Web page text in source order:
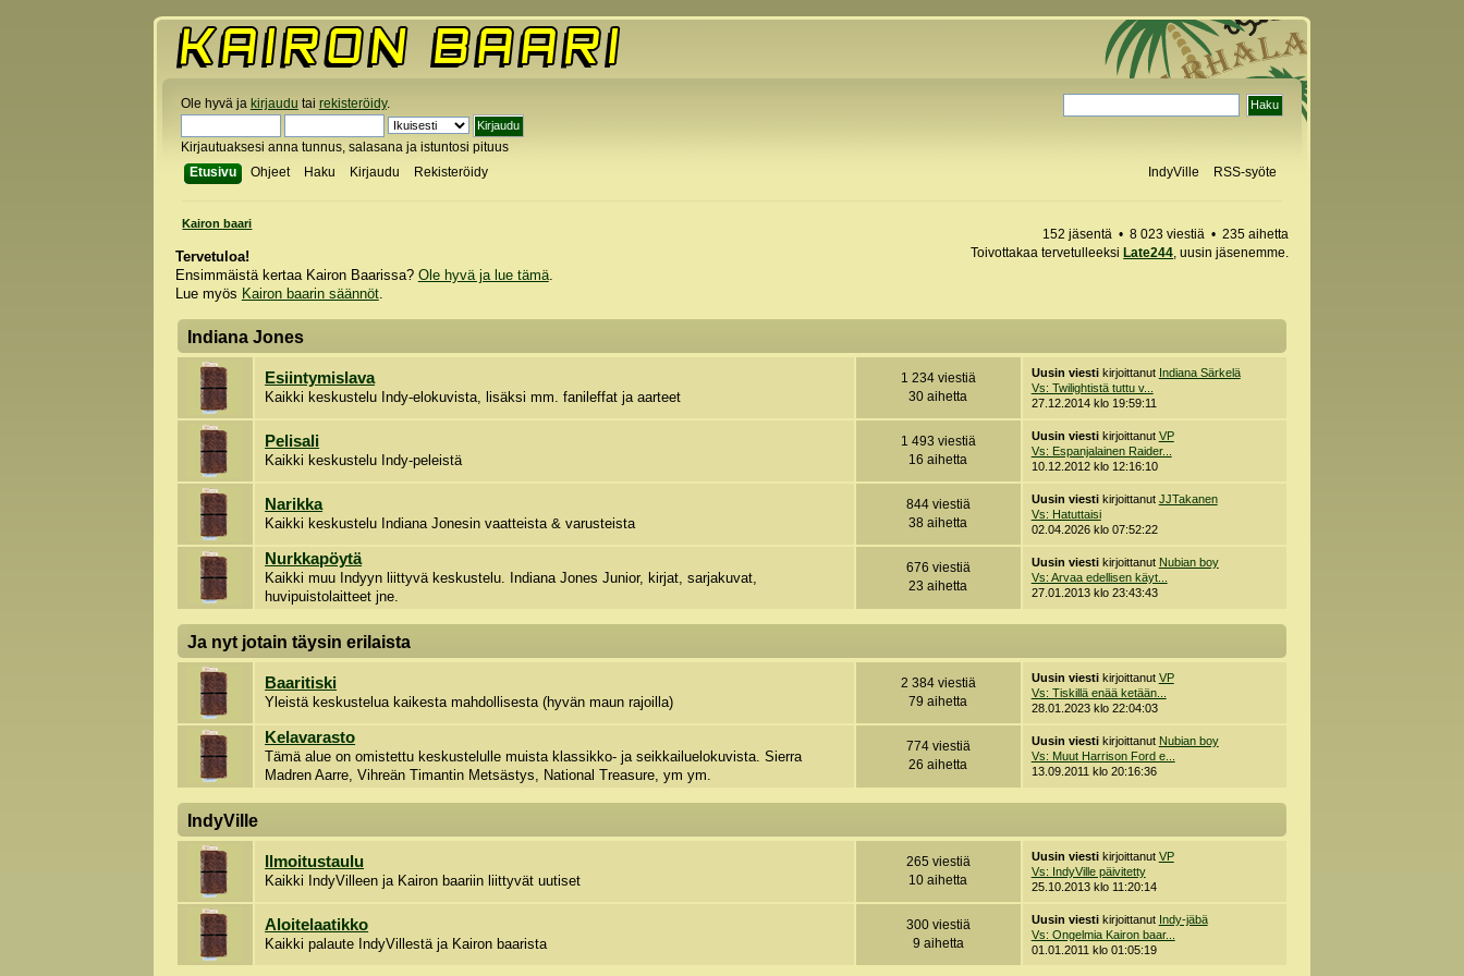
Ole hyvä ja kirjaudu tai rekisteröidy.
Kirjautuaksesi anna tunnus, salasana ja istuntosi pituus
Etusivu
Ohjeet Haku Kirjaudu Rekisteröidy IndyVille RSS-syöte
Kairon baari
152 jäsentä • 8 023 viestiä • 235 aihetta
Toivottakaa tervetulleeksiLate244, uusin jäsenemme.
Tervetuloa!
Ensimmäistä kertaa Kairon Baarissa? Ole hyvä ja lue tämä.
Lue myös Kairon baarin säännöt.
Indiana Jones
Esiintymislava
Kaikki keskustelu Indy-elokuvista, lisäksi mm. fanileffat ja aarteet
1 234 viestiä
30 aihetta
Uusin viestikirjoittanut Indiana Särkelä
Vs: Twilightistä tuttu v...
27.12.2014 klo 19:59:11
Pelisali
Kaikki keskustelu Indy-peleistä
1 493 viestiä
16 aihetta
Uusin viestikirjoittanut VP
Vs: Espanjalainen Raider...
10.12.2012 klo 12:16:10
Narikka
Kaikki keskustelu Indiana Jonesin vaatteista & varusteista
844 viestiä
38 aihetta
Uusin viestikirjoittanut JJTakanen
Vs: Hatuttaisi
02.04.2026 klo 07:52:22
Nurkkapöytä
Kaikki muu Indyyn liittyvä keskustelu. Indiana Jones Junior, kirjat, sarjakuvat,
huvipuistolaitteet jne.
676 viestiä
23 aihetta
Uusin viestikirjoittanut Nubian boy
Vs: Arvaa edellisen käyt...
27.01.2013 klo 23:43:43
Ja nyt jotain täysin erilaista
Baaritiski
Yleistä keskustelua kaikesta mahdollisesta (hyvän maun rajoilla)
2 384 viestiä
79 aihetta
Uusin viestikirjoittanut VP
Vs: Tiskillä enää ketään...
28.01.2023 klo 22:04:03
Kelavarasto
Tämä alue on omistettu keskustelulle muista klassikko- ja seikkailuelokuvista. Sierra
Madren Aarre, Vihreän Timantin Metsästys, National Treasure, ym ym.
774 viestiä
26 aihetta
Uusin viestikirjoittanut Nubian boy
Vs: Muut Harrison Ford e...
13.09.2011 klo 20:16:36
IndyVille
Ilmoitustaulu
Kaikki IndyVilleen ja Kairon baariin liittyvät uutiset
265 viestiä
10 aihetta
Uusin viestikirjoittanut VP
Vs: IndyVille päivitetty
25.10.2013 klo 11:20:14
Aloitelaatikko
Kaikki palaute IndyVillestä ja Kairon baarista
300 viestiä
9 aihetta
Uusin viestikirjoittanut Indy-jäbä
Vs: Ongelmia Kairon baar...
01.01.2011 klo 01:05:19